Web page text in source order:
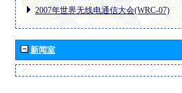
2007年世界无线电通信大会(WRC-07)
新闻室